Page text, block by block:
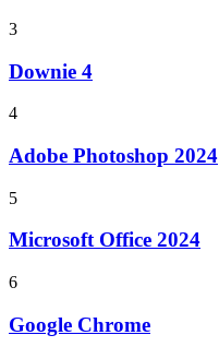
3
Downie 4
4
Adobe Photoshop 2024
5
Microsoft Office 2024
6
Google Chrome